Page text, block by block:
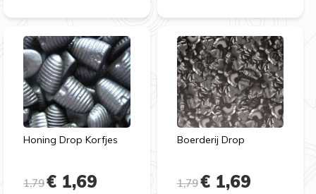
Honing Drop Korfjes
1,79€ 1,69
Boerderij Drop
1,79€ 1,69